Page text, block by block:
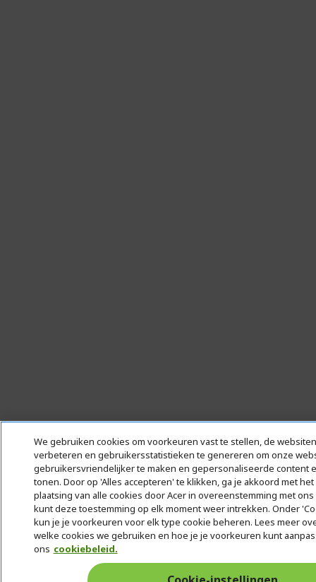
We gebruiken cookies om voorkeuren vast te stellen, de
verbeteren en gebruikersstatistieken te genereren om onze
gebruikersvriendelijker te maken en gepersonaliseerde content
tonen. Door op 'Alles accepteren' te klikken, ga je akkoord met
plaatsing van alle cookies door Acer in overeenstemming met ons
kunt deze toestemming op elk moment weer intrekken. Onder
kun je je voorkeuren voor elk type cookie beheren. Lees meer
welke cookies we gebruiken en hoe je je voorkeuren kunt
ons cookiebeleid.